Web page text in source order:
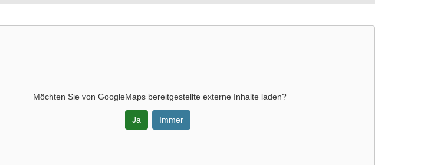
Möchten Sie von GoogleMaps bereitgestellte externe Inhalte laden?
Ja Immer